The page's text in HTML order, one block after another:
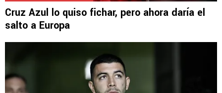
Cruz Azul lo quiso fichar, pero ahora daría el
salto a Europa